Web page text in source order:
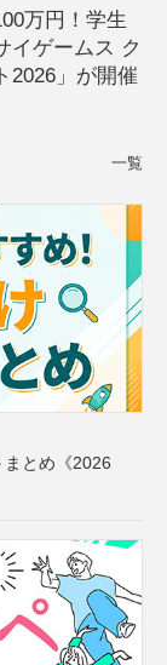
万円！学生
イゲームス ク
2026」が開催
一覧
とめ《2026